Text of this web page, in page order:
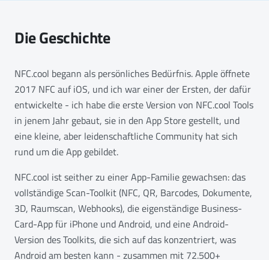
Die Geschichte
NFC.cool begann als persönliches Bedürfnis. Apple öffnete
2017 NFC auf iOS, und ich war einer der Ersten, der dafür
entwickelte - ich habe die erste Version von NFC.cool Tools
in jenem Jahr gebaut, sie in den App Store gestellt, und
eine kleine, aber leidenschaftliche Community hat sich
rund um die App gebildet.
NFC.cool ist seither zu einer App-Familie gewachsen: das
vollständige Scan-Toolkit (NFC, QR, Barcodes, Dokumente,
3D, Raumscan, Webhooks), die eigenständige Business-
Card-App für iPhone und Android, und eine Android-
Version des Toolkits, die sich auf das konzentriert, was
Android am besten kann - zusammen mit 72.500+